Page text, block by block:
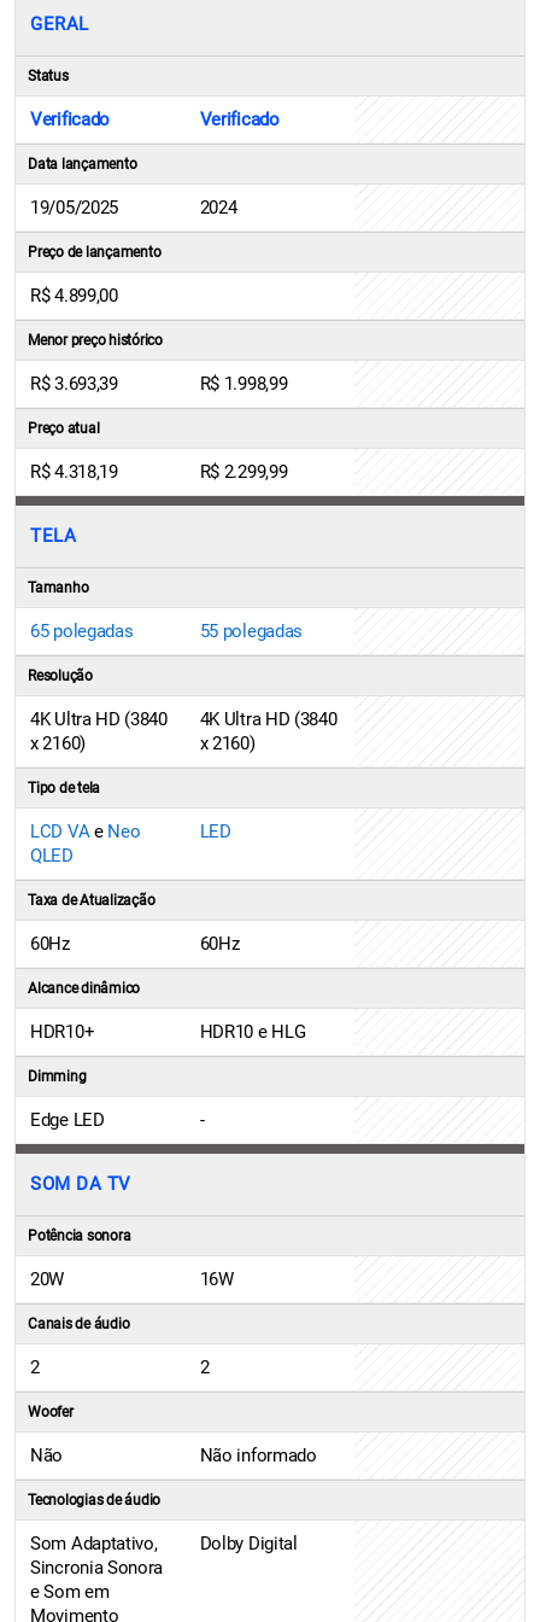
GERAL
Status
Verificado Verificado
Data lançamento
19/05/2025 2024
Preço de lançamento
R$ 4.899,00
Menor preço histórico
R$ 3.693,39 R$ 1.998,99
Preço atual
R$ 4.318,19 R$ 2.299,99
TELA
Tamanho
65 polegadas 55 polegadas
Resolução
4K Ultra HD (3840
x 2160)
4K Ultra HD (3840
x 2160)
Tipo de tela
LCD VAe Neo
QLED
LED
Taxa de Atualização
60Hz 60Hz
Alcance dinâmico
HDR10+ HDR10 e HLG
Dimming
Edge LED -
SOM DA TV
Potência sonora
20W 16W
Canais de áudio
2 2
Woofer
Não Não informado
Tecnologias de áudio
Som Adaptativo,
Sincronia Sonora
e Som em
Movimento
Dolby Digital